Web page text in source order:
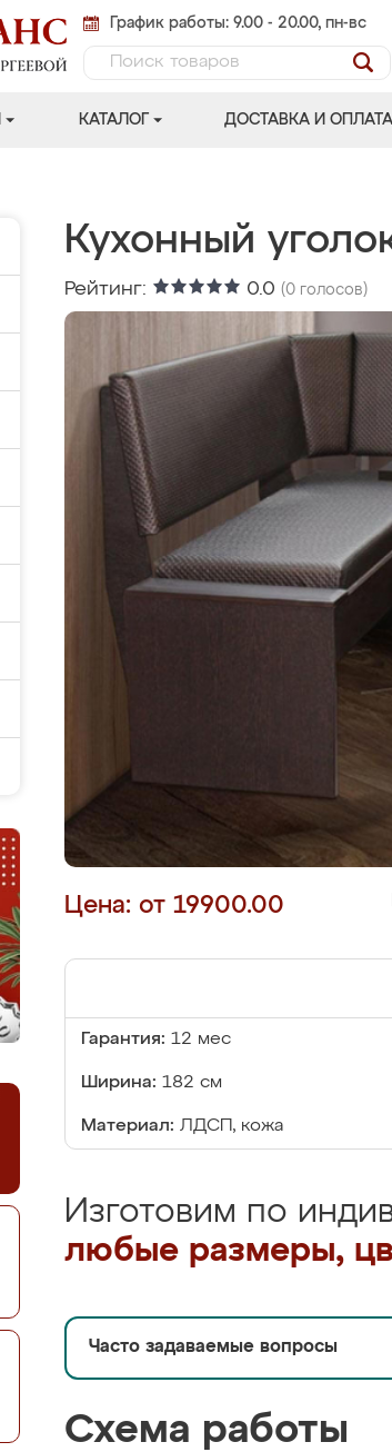
График работы: 9.00 - 20.00, пн-вс
КАТАЛОГ ДОСТАВКА И ОПЛАТА
Кухонный
Рейтинг: 0.0 (0 голосов)
Цена: от 19900.00
Гарантия: 12 мес
Ширина: 182 см
Материал: ЛДСП, кожа
Изготовим по
любые размеры,
Часто задаваемые вопросы
Схема работы